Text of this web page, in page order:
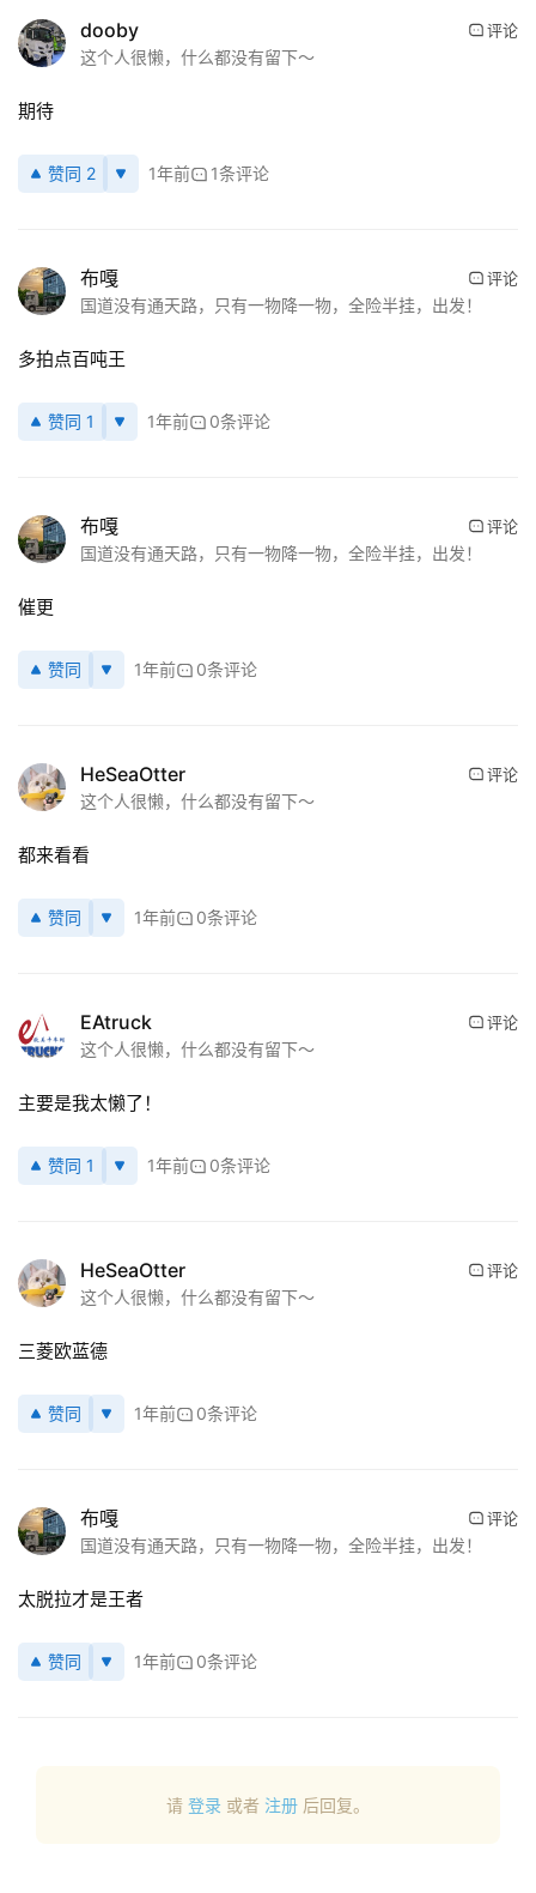
dooby
这个人很懒，什么都没有留下～
评论
期待
赞同 2 1年前 1条评论
布嘎
国道没有通天路，只有一物降一物，全险半挂，出发！
评论
多拍点百吨王
赞同 1 1年前 0条评论
布嘎
国道没有通天路，只有一物降一物，全险半挂，出发！
评论
催更
赞同 1年前 0条评论
HeSeaOtter
这个人很懒，什么都没有留下～
评论
都来看看
赞同 1年前 0条评论
EAtruck
这个人很懒，什么都没有留下～
评论
主要是我太懒了！
赞同 1 1年前 0条评论
HeSeaOtter
这个人很懒，什么都没有留下～
评论
三菱欧蓝德
赞同 1年前 0条评论
布嘎
国道没有通天路，只有一物降一物，全险半挂，出发！
评论
太脱拉才是王者
赞同 1年前 0条评论
请 登录 或者 注册 后回复。